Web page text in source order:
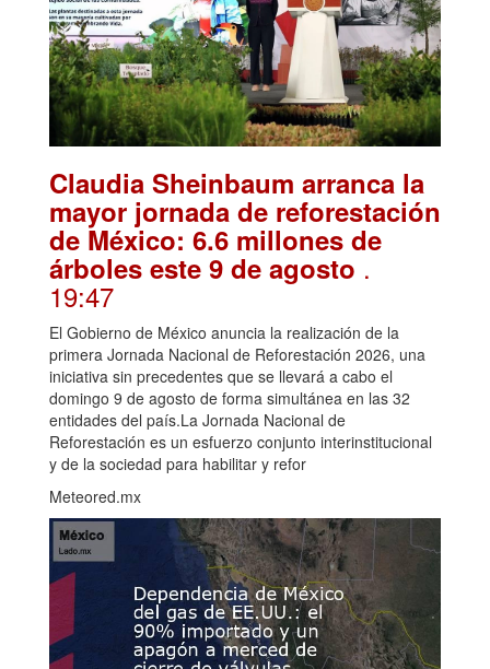
Claudia Sheinbaum arranca la
mayor jornada de reforestación
de México: 6.6 millones de
árboles este 9 de agosto .
19:47
El Gobierno de México anuncia la realización de la
primera Jornada Nacional de Reforestación 2026, una
iniciativa sin precedentes que se llevará a cabo el
domingo 9 de agosto de forma simultánea en las 32
entidades del país.La Jornada Nacional de
Reforestación es un esfuerzo conjunto interinstitucional
y de la sociedad para habilitar y refor
Meteored.mx